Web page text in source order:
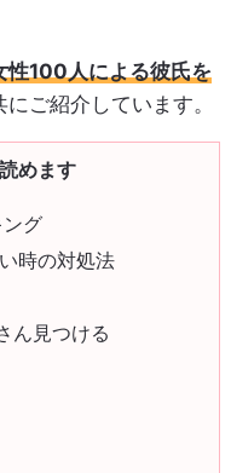
性100人による彼氏を
ご紹介しています。
めます
グ
時の対処法
ん見つける